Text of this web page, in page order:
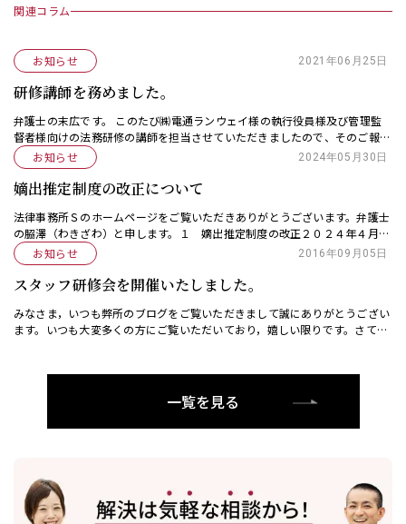
関連コラム
お知らせ 2021年06月25日
研修講師を務めました。
弁護士の末広です。 このたび㈱電通ランウェイ様の執行役員様及び管理監
督者様向けの法務研修の講師を担当させていただきましたので、そのご報告
です。 今回の研修では、研修に先立ち、ご担当者様とのお打ち合わせの機
会を頂き、クライ […]
お知らせ 2024年05月30日
嫡出推定制度の改正について
法律事務所Ｓのホームページをご覧いただきありがとうございます。弁護士
の𦚰澤（わきざわ）と申します。１ 嫡出推定制度の改正２０２４年４月１
日をもって、嫡出推定制度が改正されました。従来のこの制度では、離婚の
時から３００日以 […]
お知らせ 2016年09月05日
スタッフ研修会を開催いたしました。
みなさま，いつも弊所のブログをご覧いただきまして誠にありがとうござい
ます。いつも大変多くの方にご覧いただいており，嬉しい限りです。さて，
一覧を見る